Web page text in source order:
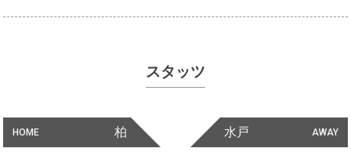
スタッツ
HOME 柏 AWAY
水戸